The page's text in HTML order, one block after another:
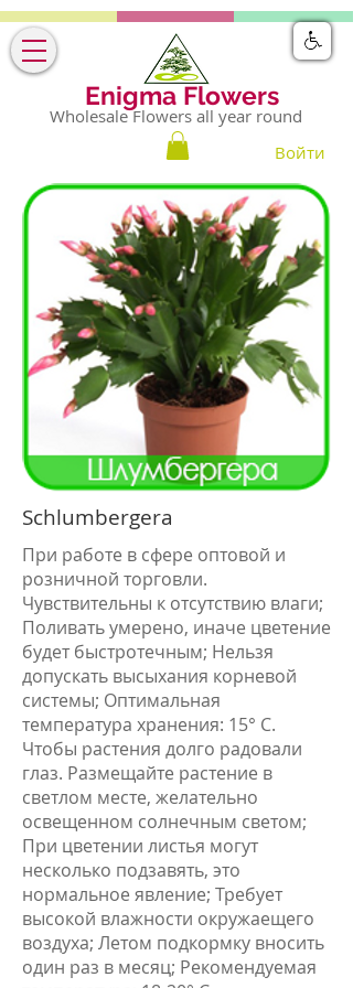
Enigma Flowers
Войти
Wholesale Flowers all year round
Schlumbergera
При работе в сфере оптовой и
розничной торговли.
Чувствительны к отсутствию влаги;
Поливать умерено, иначе цветение
будет быстротечным; Нельзя
допускать высыхания корневой
системы; Оптимальная
температура хранения: 15° С.
Чтобы растения долго радовали
глаз. Размещайте растение в
светлом месте, желательно
освещенном солнечным светом;
При цветении листья могут
несколько подзавять, это
нормальное явление; Требует
высокой влажности окружаещего
воздуха; Летом подкормку вносить
один раз в месяц; Рекомендуемая